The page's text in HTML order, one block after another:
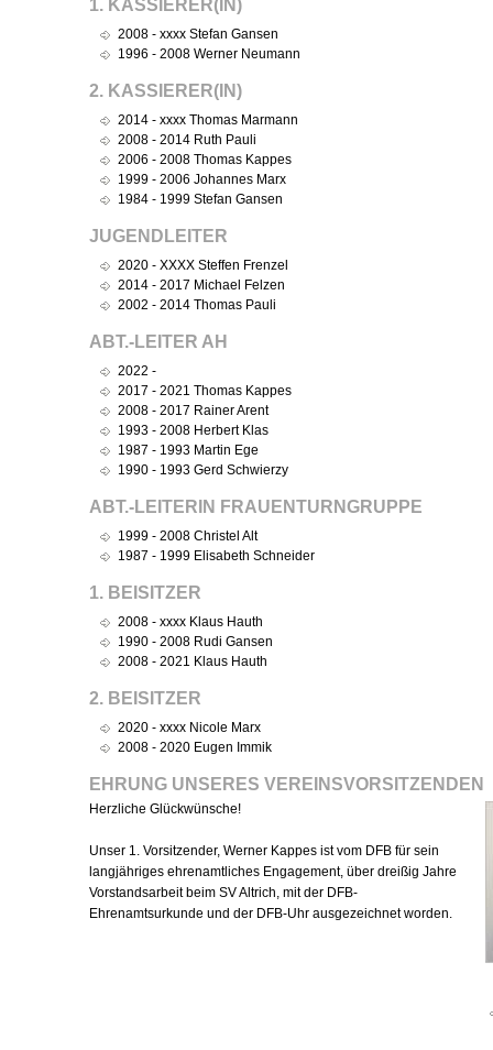
1. KASSIERER(IN)
2008 - xxxx Stefan Gansen
1996 - 2008 Werner Neumann
2. KASSIERER(IN)
2014 - xxxx Thomas Marmann
2008 - 2014 Ruth Pauli
2006 - 2008 Thomas Kappes
1999 - 2006 Johannes Marx
1984 - 1999 Stefan Gansen
JUGENDLEITER
2020 - XXXX Steffen Frenzel
2014 - 2017 Michael Felzen
2002 - 2014 Thomas Pauli
ABT.-LEITER AH
2022 -
2017 - 2021 Thomas Kappes
2008 - 2017 Rainer Arent
1993 - 2008 Herbert Klas
1987 - 1993 Martin Ege
1990 - 1993 Gerd Schwierzy
ABT.-LEITERIN FRAUENTURNGRUPPE
1999 - 2008 Christel Alt
1987 - 1999 Elisabeth Schneider
1. BEISITZER
2008 - xxxx Klaus Hauth
1990 - 2008 Rudi Gansen
2008 - 2021 Klaus Hauth
2. BEISITZER
2020 - xxxx Nicole Marx
2008 - 2020 Eugen Immik
EHRUNG UNSERES VEREINSVORSITZENDEN
Herzliche Glückwünsche!
Unser 1. Vorsitzender, Werner Kappes ist vom DFB für sein
langjähriges ehrenamtliches Engagement, über dreißig Jahre
Vorstandsarbeit beim SV Altrich, mit der DFB-
Ehrenamtsurkunde und der DFB-Uhr ausgezeichnet worden.